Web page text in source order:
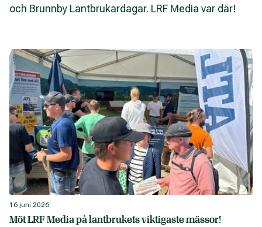
och Brunnby Lantbrukardagar. LRF Media var där!
16 juni 2026
Möt LRF Media på lantbrukets viktigaste mässor!